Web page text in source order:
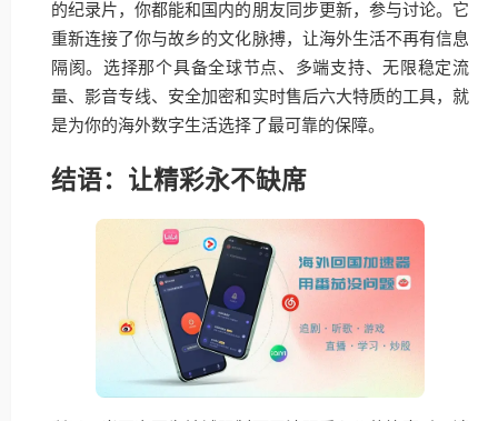
的纪录片，你都能和国内的朋友同步更新，参与讨论。它
重新连接了你与故乡的文化脉搏，让海外生活不再有信息
隔阂。选择那个具备全球节点、多端支持、无限稳定流
量、影音专线、安全加密和实时售后六大特质的工具，就
是为你的海外数字生活选择了最可靠的保障。
结语：让精彩永不缺席